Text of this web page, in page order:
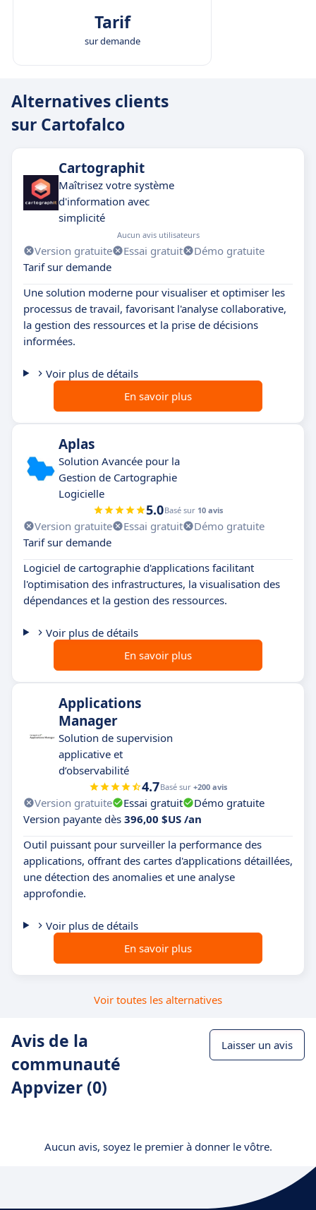
Tarif
sur demande
Alternatives clients
sur Cartofalco
Cartographit
Maîtrisez votre système
d'information avec
simplicité
Aucun avis utilisateurs
Version gratuite Essai gratuit
Démo gratuite
Tarif sur demande
Une solution moderne pour visualiser et optimiser les
processus de travail, favorisant l'analyse collaborative,
la gestion des ressources et la prise de décisions
informées.
Voir plus de détails
En savoir plus
Aplas
Solution Avancée pour la
Gestion de Cartographie
Logicielle
5.0Basé sur 10 avis
Version gratuite Essai gratuit
Démo gratuite
Tarif sur demande
Logiciel de cartographie d'applications facilitant
l'optimisation des infrastructures, la visualisation des
dépendances et la gestion des ressources.
Voir plus de détails
En savoir plus
Applications
Manager
Solution de supervision
applicative et
d’observabilité
4.7Basé sur +200 avis
Version gratuite Essai gratuit
Démo gratuite
Version payante dès 396,00 $US /an
Outil puissant pour surveiller la performance des
applications, offrant des cartes d'applications détaillées,
une détection des anomalies et une analyse
approfondie.
Voir plus de détails
En savoir plus
Voir toutes les alternatives
Avis de la
communauté
Appvizer (0)
Laisser un avis
Aucun avis, soyez le premier à donner le vôtre.